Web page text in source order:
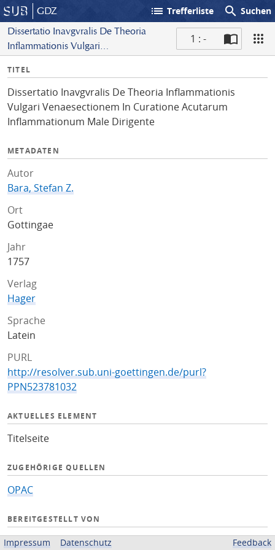
GDZ list Trefferliste search Suchen
Dissertatio Inavgvralis De Theoria
Inflammationis Vulgari
Acutarum Inflammationum
Male Dirigente
1 : -
I
f
o
TITEL
Dissertatio Inavgvralis De Theoria Inflammationis
Vulgari Venaesectionem In Curatione Acutarum
Inflammationum Male Dirigente
METADATEN
Autor
Bara, Stefan Z.
Ort
Gottingae
Jahr
1757
Verlag
Hager
Sprache
Latein
PURL
http://resolver.sub.uni-goettingen.de/purl?
PPN523781032
AKTUELLES ELEMENT
Titelseite
ZUGEHÖRIGE QUELLEN
OPAC
BEREITGESTELLT VON
Niedersächsische Staats- und Universitätsbibliothek
Impressum Datenschutz Feedback